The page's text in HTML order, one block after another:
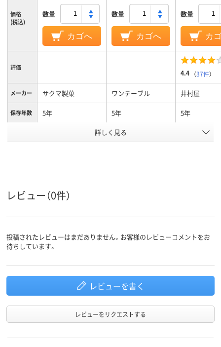
価格
(税込)
数量
カゴへ
数量
カゴへ
数量
カ
評価
4.4 （37件）
メーカー サクマ製菓 ワンテーブル 井村屋
保存年数 5年 5年 5年
20
詳しく見る
レビュー（0件）
投稿されたレビューはまだありません。お客様のレビューコメントをお
待ちしています。
レビューを書く
レビューをリクエストする